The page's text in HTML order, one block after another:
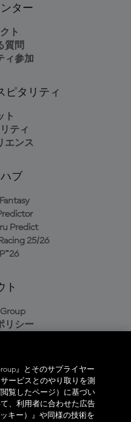
ター
ト
質問
ィ参加
ピタリティ
ト
ティ
エンス
ブ
Predict
25/26
ト
リシー
リシー
シー
アプリ
』とそのサプライヤー
ービスとのやり取りを測
覧したページ）に基づい
、利用者に合わせた広告
キー）』や同様の技術を